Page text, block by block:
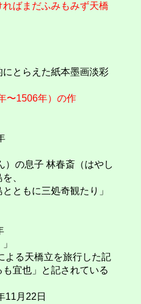
ればまだふみもみず天橋
とらえた紙本墨画淡彩
〜1506年）の作
の息子 林春斎（はやし
、
ともに三処奇観たり」
よる天橋立を旅行した記
宜也」と記されている
11月22日